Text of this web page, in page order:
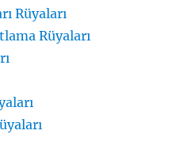
Rüyaları
Rüyaları